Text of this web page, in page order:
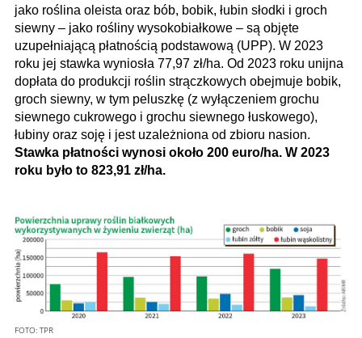
jako roślina oleista oraz bób, bobik, łubin słodki i groch
siewny – jako rośliny wysokobiałkowe – są objęte
uzupełniającą płatnością podstawową (UPP). W 2023
roku jej stawka wyniosła 77,97 zł/ha. Od 2023 roku unijna
dopłata do produkcji roślin strączkowych obejmuje bobik,
groch siewny, w tym peluszkę (z wyłączeniem grochu
siewnego cukrowego i grochu siewnego łuskowego),
łubiny oraz soję i jest uzależniona od zbioru nasion.
Stawka płatności wynosi około 200 euro/ha. W 2023
roku było to 823,91 zł/ha.
FOTO: TPR